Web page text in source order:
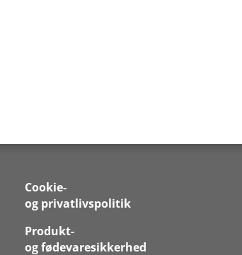
Cookie-
og privatlivspolitik
Produkt-
og fødevaresikkerhed